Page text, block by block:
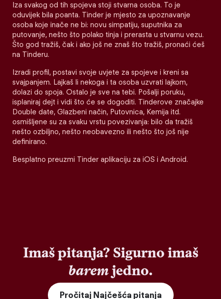
Iza svakog od tih spojeva stoji stvarna osoba. To je
oduvijek bila poanta. Tinder je mjesto za upoznavanje
osoba koje inače ne bi: novu simpatiju, suputnika za
putovanje, nešto što polako tinja i prerasta u stvarnu vezu.
Što god tražiš, čak i ako još ne znaš što tražiš, pronaći ćeš
na Tinderu.
Izradi profil, postavi svoje uvjete za spojeve i kreni sa
svajpanjem. Lajkaš li nekoga i ta osoba uzvrati lajkom,
dolazi do spoja. Ostalo je sve na tebi. Pošalji poruku,
isplaniraj dejt i vidi što će se dogoditi. Tinderove značajke
Double date, Glazbeni način, Putovnica, Kemija itd.
osmišljene su za svaku vrstu povezivanja: bilo da tražiš
nešto ozbiljno, nešto neobavezno ili nešto što još nije
definirano.
Besplatno preuzmi Tinder aplikaciju za iOS i Android.
Imaš pitanja? Sigurno imaš
baremjedno.
Pročitaj Najčešća pitanja